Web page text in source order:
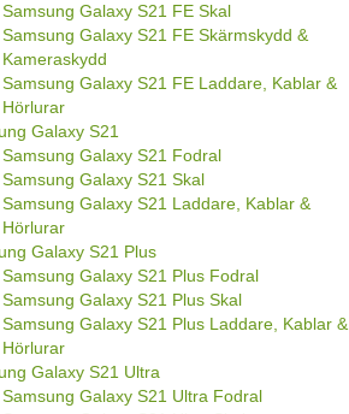
Samsung Galaxy S21 FE Skal
Samsung Galaxy S21 FE Skärmskydd &
Kameraskydd
Samsung Galaxy S21 FE Laddare, Kablar &
Hörlurar
Galaxy S21
Samsung Galaxy S21 Fodral
Samsung Galaxy S21 Skal
Samsung Galaxy S21 Laddare, Kablar &
Hörlurar
Galaxy S21 Plus
Samsung Galaxy S21 Plus Fodral
Samsung Galaxy S21 Plus Skal
Samsung Galaxy S21 Plus Laddare, Kablar &
Hörlurar
Galaxy S21 Ultra
Samsung Galaxy S21 Ultra Fodral